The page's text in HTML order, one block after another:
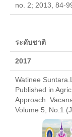
กยศ.
แบบฟอร์มสำหรับผู้กู้
กรอ.
ประกาศ กรอ.
บริการด้านสุขภาพ
หน่วยบริการสุขภาพ
no. 2; 2013, 84-
ระดับชาติ
2017
Watinee
Published in
Approach.
Volume 5, No.1